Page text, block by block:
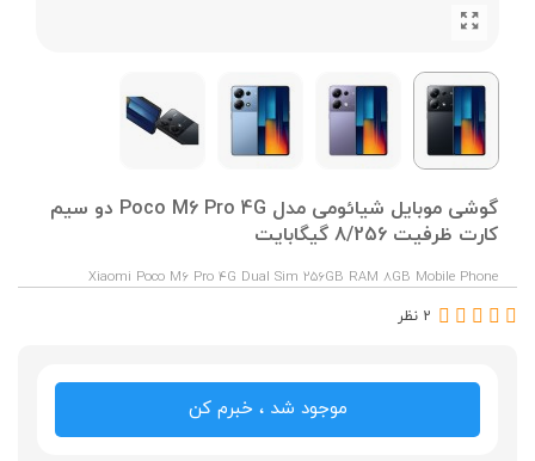
گوشی موبایل شیائومی مدل Poco M6 Pro 4G دو سیم
کارت ظرفیت 8/256 گیگابایت
Xiaomi Poco M6 Pro 4G Dual Sim 256GB RAM 8GB Mobile Phone
2 نظر
موجود شد ، خبرم کن